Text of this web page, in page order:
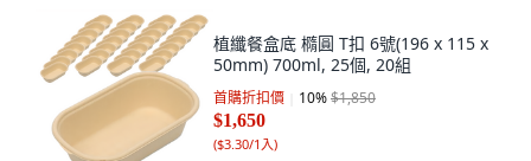
植纖餐盒底 橢圓 T扣 6號(196 x 115 x
50mm) 700ml, 25個, 20組
首購折扣價 10%$1,850
$1,650
($3.30/1入)